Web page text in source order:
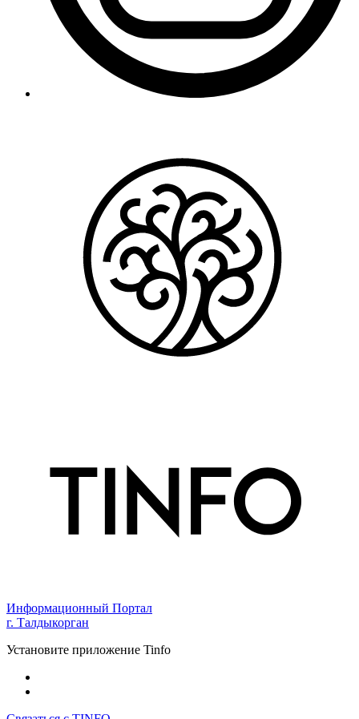
Информационный Портал
г. Талдыкорган
Установите приложение Tinfo